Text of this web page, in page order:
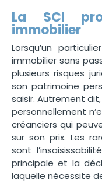
La SCI
immobilier
Lorsqu’un
immobilier sans
plusieurs risques
son patrimoine
saisir. Autrement
personnellement
créanciers qui
sur son prix. Les
sont
principale et la
laquelle nécessite